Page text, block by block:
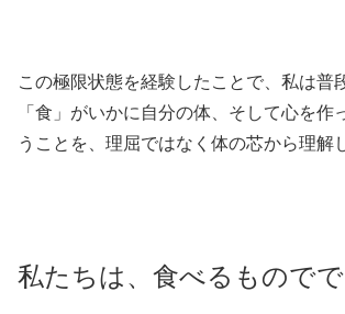
この極限状態を経験したことで、私は普
「食」がいかに自分の体、そして心を作
うことを、理屈ではなく体の芯から理解
私たちは、食べるもので